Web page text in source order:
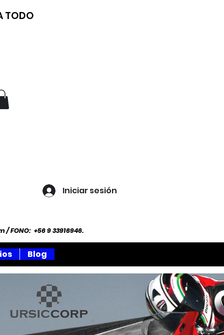
TODO
Iniciar sesión
/ FONO: +56 9 33916946.
Blog